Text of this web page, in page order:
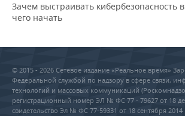
Зачем выстраивать кибербезопасность
чего начать
© 2015 - 2026 Сетевое издание «Реальное время»
Федеральной службой по надзору в сфере связи,
технологий и массовых коммуникаций
регистрационный номер ЭЛ № ФС 77 - 79627 от 18
свидетельство Эл № ФС 77-59331 от 18 сентября 2014